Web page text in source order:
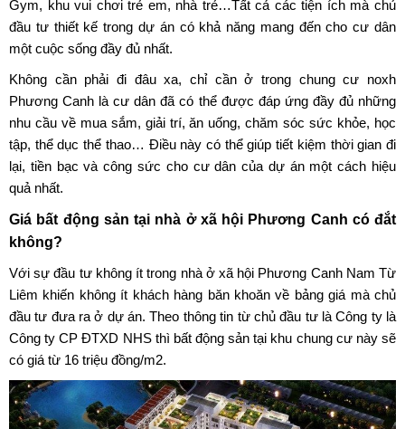
Gym, khu vui chơi trẻ em, nhà trẻ…Tất cả các tiện ích mà chủ
đầu tư thiết kế trong dự án có khả năng mang đến cho cư dân
một cuộc sống đầy đủ nhất.
Không cần phải đi đâu xa, chỉ cần ở trong chung cư noxh
Phương Canh là cư dân đã có thể được đáp ứng đầy đủ những
nhu cầu về mua sắm, giải trí, ăn uống, chăm sóc sức khỏe, học
tập, thể dục thể thao… Điều này có thể giúp tiết kiệm thời gian đi
lại, tiền bạc và công sức cho cư dân của dự án một cách hiệu
quả nhất.
Giá bất động sản tại nhà ở xã hội Phương Canh có đắt
không?
Với sự đầu tư không ít trong nhà ở xã hội Phương Canh Nam Từ
Liêm khiến không ít khách hàng băn khoăn về bảng giá mà chủ
đầu tư đưa ra ở dự án. Theo thông tin từ chủ đầu tư là Công ty là
Công ty CP ĐTXD NHS thì bất động sản tại khu chung cư này sẽ
có giá từ 16 triệu đồng/m2.